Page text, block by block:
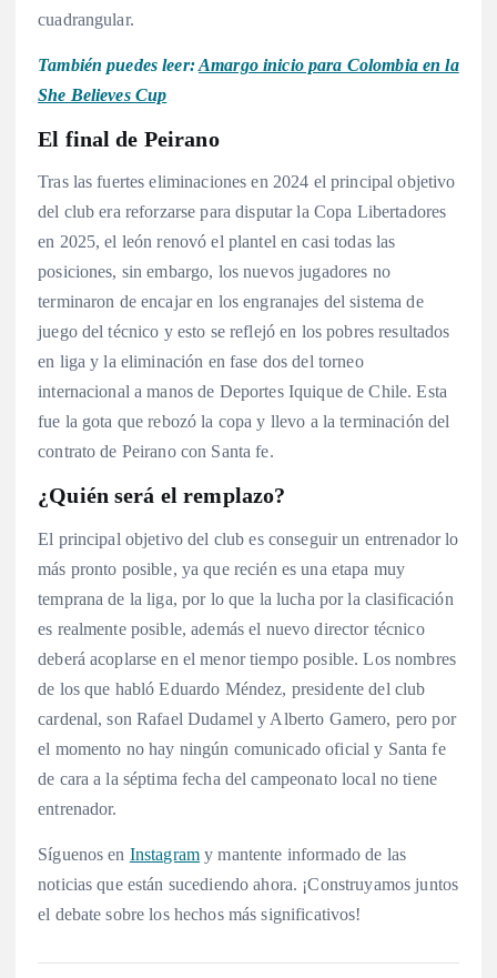
cuadrangular.
También puedes leer:Amargo inicio para Colombia en la
She Believes Cup
El final de Peirano
Tras las fuertes eliminaciones en 2024 el principal objetivo
del club era reforzarse para disputar la Copa Libertadores
en 2025, el león renovó el plantel en casi todas las
posiciones, sin embargo, los nuevos jugadores no
terminaron de encajar en los engranajes del sistema de
juego del técnico y esto se reflejó en los pobres resultados
en liga y la eliminación en fase dos del torneo
internacional a manos de Deportes Iquique de Chile. Esta
fue la gota que rebozó la copa y llevo a la terminación del
contrato de Peirano con Santa fe.
¿Quién será el remplazo?
El principal objetivo del club es conseguir un entrenador lo
más pronto posible, ya que recién es una etapa muy
temprana de la liga, por lo que la lucha por la clasificación
es realmente posible, además el nuevo director técnico
deberá acoplarse en el menor tiempo posible. Los nombres
de los que habló Eduardo Méndez, presidente del club
cardenal, son Rafael Dudamel y Alberto Gamero, pero por
el momento no hay ningún comunicado oficial y Santa fe
de cara a la séptima fecha del campeonato local no tiene
entrenador.
Síguenos en Instagram y mantente informado de las
noticias que están sucediendo ahora. ¡Construyamos juntos
el debate sobre los hechos más significativos!